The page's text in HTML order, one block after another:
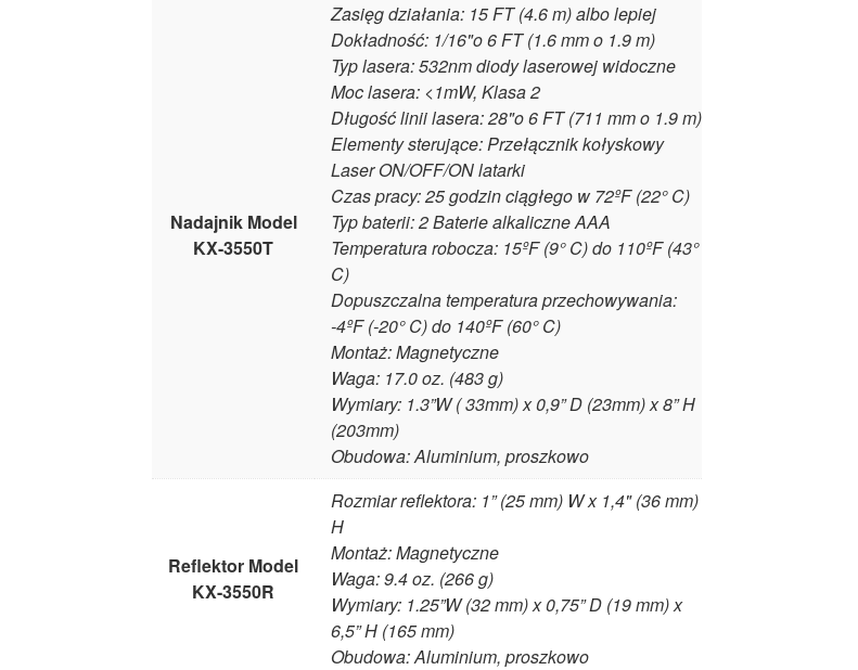
Nadajnik Model
KX-3550T
Zasięg działania: 15 FT (4.6 m) albo lepiej
Dokładność: 1/16"o 6 FT (1.6 mm o 1.9 m)
Typ lasera: 532nm diody laserowej widoczne
Moc lasera: <1mW, Klasa 2
Długość linii lasera: 28"o 6 FT (711 mm o 1.9 m)
Elementy sterujące: Przełącznik kołyskowy
Laser ON/OFF/ON latarki
Czas pracy: 25 godzin ciągłego w 72ºF (22° C)
Typ baterii: 2 Baterie alkaliczne AAA
Temperatura robocza: 15ºF (9° C) do 110ºF (43°
C)
Dopuszczalna temperatura przechowywania:
-4ºF (-20° C) do 140ºF (60° C)
Montaż: Magnetyczne
Waga: 17.0 oz. (483 g)
Wymiary: 1.3”W ( 33mm) x 0,9” D (23mm) x 8” H
(203mm)
Obudowa: Aluminium, proszkowo
Reflektor Model
KX-3550R
Rozmiar reflektora: 1” (25 mm) W x 1,4" (36 mm)
H
Montaż: Magnetyczne
Waga: 9.4 oz. (266 g)
Wymiary: 1.25”W (32 mm) x 0,75” D (19 mm) x
6,5” H (165 mm)
Obudowa: Aluminium, proszkowo